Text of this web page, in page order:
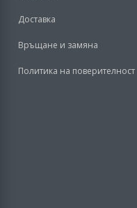
Доставка
Връщане и замяна
Политика на поверителност